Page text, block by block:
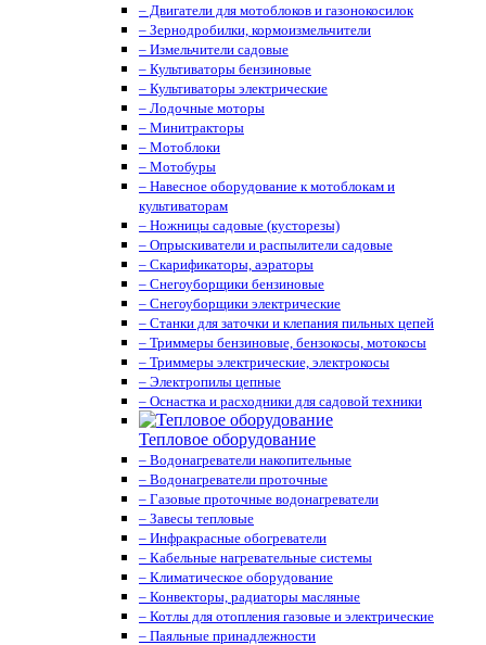
– Двигатели для мотоблоков и газонокосилок
– Зернодробилки, кормоизмельчители
– Измельчители садовые
– Культиваторы бензиновые
– Культиваторы электрические
– Лодочные моторы
– Минитракторы
– Мотоблоки
– Мотобуры
– Навесное оборудование к мотоблокам и
культиваторам
– Ножницы садовые (кусторезы)
– Опрыскиватели и распылители садовые
– Скарификаторы, аэраторы
– Снегоуборщики бензиновые
– Снегоуборщики электрические
– Станки для заточки и клепания пильных цепей
– Триммеры бензиновые, бензокосы, мотокосы
– Триммеры электрические, электрокосы
– Электропилы цепные
– Оснастка и расходники для садовой техники
Тепловое оборудование
– Водонагреватели накопительные
– Водонагреватели проточные
– Газовые проточные водонагреватели
– Завесы тепловые
– Инфракрасные обогреватели
– Кабельные нагревательные системы
– Климатическое оборудование
– Конвекторы, радиаторы масляные
– Котлы для отопления газовые и электрические
– Паяльные принадлежности